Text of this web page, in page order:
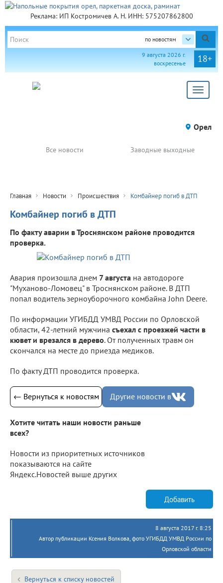
Реклама: ИП Костромичев А. Н. ИНН: 575207862800
по новостям
18+
9 августа 2026 г.
воскресенье
Toggle
Орел
Все новости Заводные выходные
Главная Новости Происшествия Комбайнер погиб в ДТП
Комбайнер погиб в ДТП
По факту аварии в Троснянском районе проводится
проверка.
Авария произошла днем 7 августа на автодороге
"Муханово-Ломовец" в Троснянском районе. В ДТП
попал водитель зерноуборочного комбайна John Deere.
По информации УГИБДД УМВД России по Орловской
области, 42-летний мужчина съехал с проезжей части в
кювет и врезался в дерево. От полученных травм он
скончался на месте до приезда медиков.
По факту ДТП проводится проверка.
← Вернуться к новостям Другие новости в
Хотите читать наши новости раньше
всех?
Новости из приоритетных источников
показываются на сайте
Яндекс.Новостей выше других
Добавить
8 августа 2017 г. 8:25
Автор публикации Ксения Волкова, фото УГИБДД УМВД России по
Орловской области
Вернуться к списку новостей